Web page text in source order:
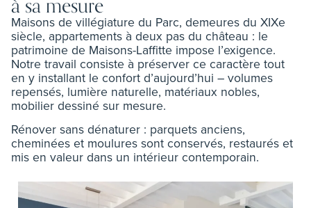
à sa mesure
Maisons de villégiature du Parc, demeures du XIXe
siècle, appartements à deux pas du château : le
patrimoine de Maisons-Laffitte impose l’exigence.
Notre travail consiste à préserver ce caractère tout
en y installant le confort d’aujourd’hui – volumes
repensés, lumière naturelle, matériaux nobles,
mobilier dessiné sur mesure.
Rénover sans dénaturer : parquets anciens,
cheminées et moulures sont conservés, restaurés et
mis en valeur dans un intérieur contemporain.